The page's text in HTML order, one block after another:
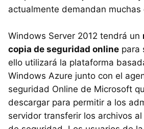
actualmente demandan muchas
Windows Server 2012 tendrá un
copia de seguridad online para
ello utilizará la plataforma
Windows Azure junto con el
seguridad Online de Microsoft
descargar para permitir a los
servidor transferir los archivos